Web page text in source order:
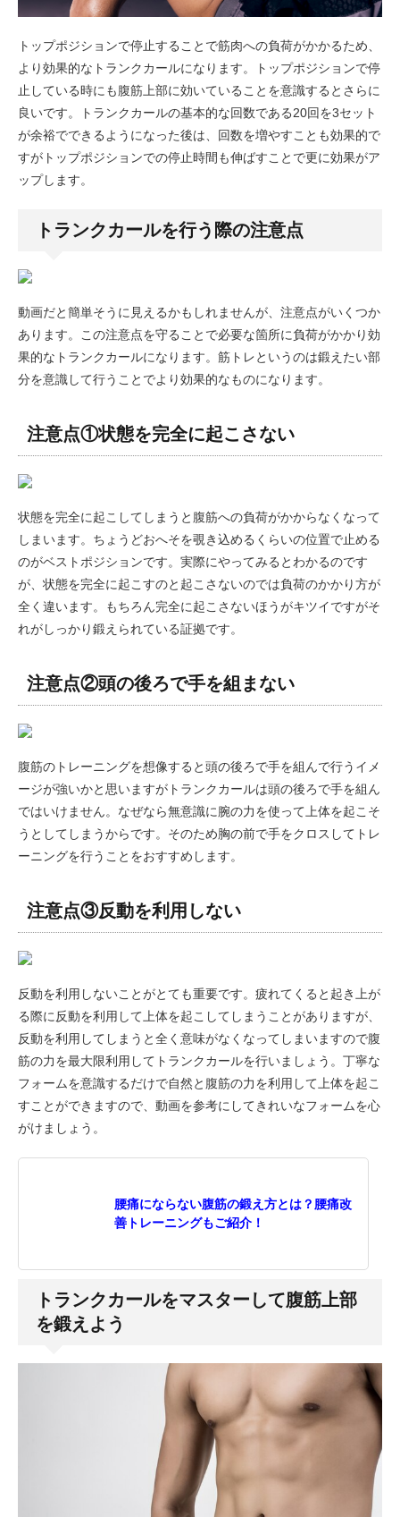
トップポジションで停止することで筋肉への負荷がかかるため、
より効果的なトランクカールになります。トップポジションで停
止している時にも腹筋上部に効いていることを意識するとさらに
良いです。トランクカールの基本的な回数である20回を3セット
が余裕でできるようになった後は、回数を増やすことも効果的で
すがトップポジションでの停止時間も伸ばすことで更に効果がア
ップします。
トランクカールを行う際の注意点
動画だと簡単そうに見えるかもしれませんが、注意点がいくつか
あります。この注意点を守ることで必要な箇所に負荷がかかり効
果的なトランクカールになります。筋トレというのは鍛えたい部
分を意識して行うことでより効果的なものになります。
注意点①状態を完全に起こさない
状態を完全に起こしてしまうと腹筋への負荷がかからなくなって
しまいます。ちょうどおへそを覗き込めるくらいの位置で止める
のがベストポジションです。実際にやってみるとわかるのです
が、状態を完全に起こすのと起こさないのでは負荷のかかり方が
全く違います。もちろん完全に起こさないほうがキツイですがそ
れがしっかり鍛えられている証拠です。
注意点②頭の後ろで手を組まない
腹筋のトレーニングを想像すると頭の後ろで手を組んで行うイメ
ージが強いかと思いますがトランクカールは頭の後ろで手を組ん
ではいけません。なぜなら無意識に腕の力を使って上体を起こそ
うとしてしまうからです。そのため胸の前で手をクロスしてトレ
ーニングを行うことをおすすめします。
注意点③反動を利用しない
反動を利用しないことがとても重要です。疲れてくると起き上が
る際に反動を利用して上体を起こしてしまうことがありますが、
反動を利用してしまうと全く意味がなくなってしまいますので腹
筋の力を最大限利用してトランクカールを行いましょう。丁寧な
フォームを意識するだけで自然と腹筋の力を利用して上体を起こ
すことができますので、動画を参考にしてきれいなフォームを心
がけましょう。
腰痛にならない腹筋の鍛え方とは？腰痛改
善トレーニングもご紹介！
トランクカールをマスターして腹筋上部
を鍛えよう